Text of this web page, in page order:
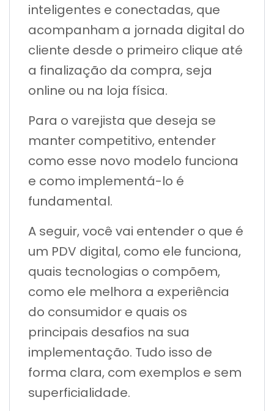
inteligentes e conectadas, que
acompanham a jornada digital do
cliente desde o primeiro clique até
a finalização da compra, seja
online ou na loja física.
Para o varejista que deseja se
manter competitivo, entender
como esse novo modelo funciona
e como implementá-lo é
fundamental.
A seguir, você vai entender o que é
um PDV digital, como ele funciona,
quais tecnologias o compõem,
como ele melhora a experiência
do consumidor e quais os
principais desafios na sua
implementação. Tudo isso de
forma clara, com exemplos e sem
superficialidade.